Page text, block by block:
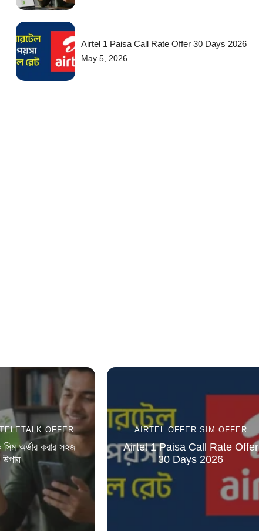
Airtel 1 Paisa Call Rate Offer 30 Days 2026
May 5, 2026
TELETALK OFFER
সিম অর্ডার করার সহজ
উপায়
AIRTEL OFFER SIM OFFER
Airtel 1 Paisa Call Rate Offer
30 Days 2026